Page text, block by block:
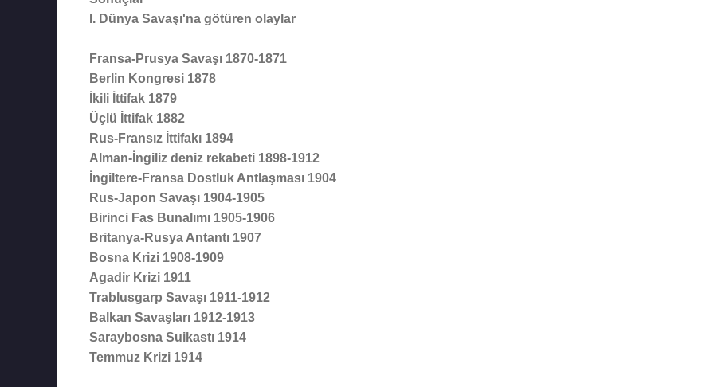
I. Dünya Savaşı'na götüren olaylar
Fransa-Prusya Savaşı 1870-1871
Berlin Kongresi 1878
İkili İttifak 1879
Üçlü İttifak 1882
Rus-Fransız İttifakı 1894
Alman-İngiliz deniz rekabeti 1898-1912
İngiltere-Fransa Dostluk Antlaşması 1904
Rus-Japon Savaşı 1904-1905
Birinci Fas Bunalımı 1905-1906
Britanya-Rusya Antantı 1907
Bosna Krizi 1908-1909
Agadir Krizi 1911
Trablusgarp Savaşı 1911-1912
Balkan Savaşları 1912-1913
Saraybosna Suikastı 1914
Temmuz Krizi 1914